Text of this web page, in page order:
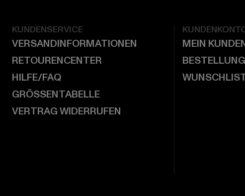
KUNDENSERVICE
VERSANDINFORMATIONEN
RETOURENCENTER
HILFE/FAQ
GRÖSSENTABELLE
VERTRAG WIDERRUFEN
MEIN